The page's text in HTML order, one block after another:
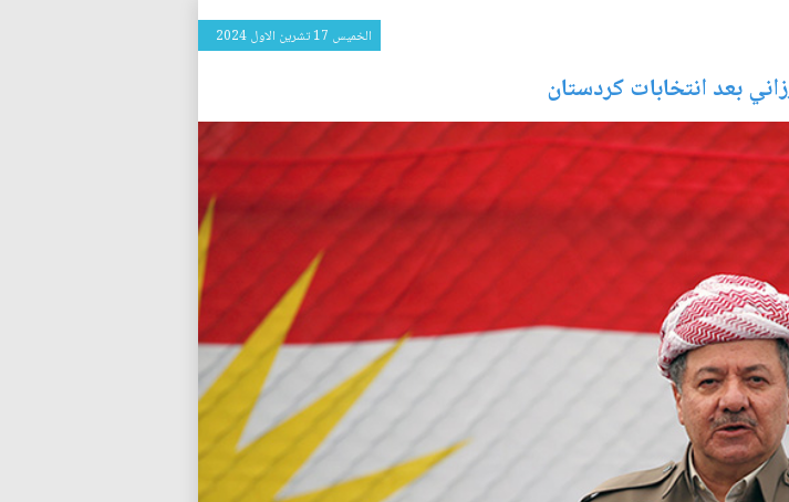
الخميس 17 تشرين الاول 2024
بعد انتخابات كردستان